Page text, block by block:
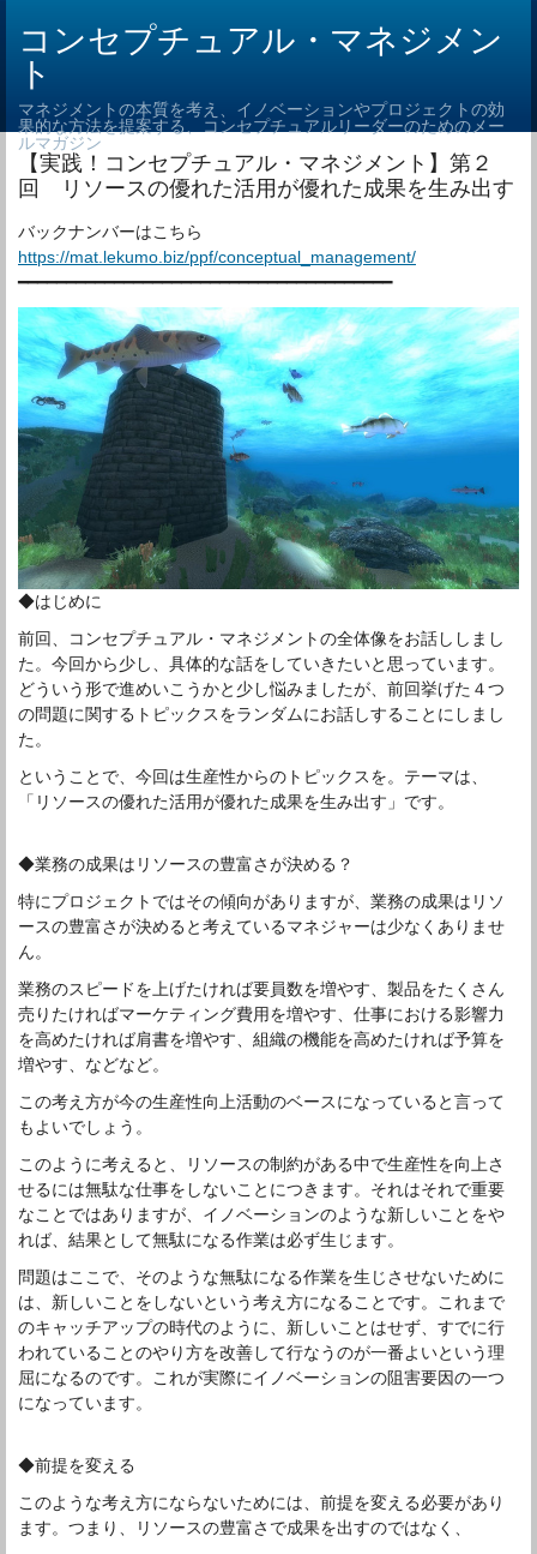
コンセプチュアル・マネジメン
ト
マネジメントの本質を考え、イノベーションやプロジェクトの効
果的な方法を提案する、コンセプチュアルリーダーのためのメー
ルマガジン
【実践！コンセプチュアル・マネジメント】第２
回 リソースの優れた活用が優れた成果を生み出す
バックナンバーはこちら
https://mat.lekumo.biz/ppf/conceptual_management/
━━━━━━━━━━━━━━━━━━━━━━━━━━━━━━━━━━━━━━━
◆はじめに
前回、コンセプチュアル・マネジメントの全体像をお話ししまし
た。今回から少し、具体的な話をしていきたいと思っています。
どういう形で進めいこうかと少し悩みましたが、前回挙げた４つ
の問題に関するトピックスをランダムにお話しすることにしまし
た。
ということで、今回は生産性からのトピックスを。テーマは、
「リソースの優れた活用が優れた成果を生み出す」です。
◆業務の成果はリソースの豊富さが決める？
特にプロジェクトではその傾向がありますが、業務の成果はリソ
ースの豊富さが決めると考えているマネジャーは少なくありませ
ん。
業務のスピードを上げたければ要員数を増やす、製品をたくさん
売りたければマーケティング費用を増やす、仕事における影響力
を高めたければ肩書を増やす、組織の機能を高めたければ予算を
増やす、などなど。
この考え方が今の生産性向上活動のベースになっていると言って
もよいでしょう。
このように考えると、リソースの制約がある中で生産性を向上さ
せるには無駄な仕事をしないことにつきます。それはそれで重要
なことではありますが、イノベーションのような新しいことをや
れば、結果として無駄になる作業は必ず生じます。
問題はここで、そのような無駄になる作業を生じさせないために
は、新しいことをしないという考え方になることです。これまで
のキャッチアップの時代のように、新しいことはせず、すでに行
われていることのやり方を改善して行なうのが一番よいという理
屈になるのです。これが実際にイノベーションの阻害要因の一つ
になっています。
◆前提を変える
このような考え方にならないためには、前提を変える必要があり
ます。つまり、リソースの豊富さで成果を出すのではなく、